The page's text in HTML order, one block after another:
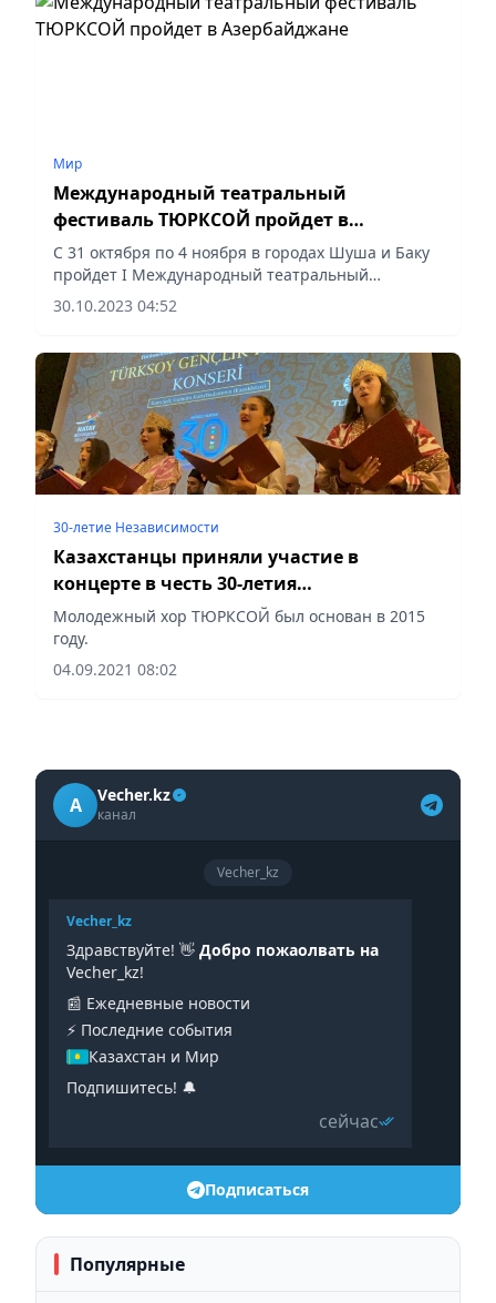
Мир
Международный театральный
фестиваль ТЮРКСОЙ пройдет в
Азербайджане
С 31 октября по 4 ноября в городах Шуша и Баку
пройдет I Международный театральный
фестиваль ТЮРКСОЙ, сообщили в пресс-службе
Министерства культуры Азербайджана.
30.10.2023 04:52
30-летие Независимости
Казахстанцы приняли участие в
концерте в честь 30-летия
независимости тюркских государств
Молодежный хор ТЮРКСОЙ был основан в 2015
году.
04.09.2021 08:02
A Vecher.kz
канал
Vecher_kz
Vecher_kz
Здравствуйте! 👋 Добро пожаолвать на
Vecher_kz!
📰 Ежедневные новости
⚡️ Последние события
Казахстан и Мир
Подпишитесь! 🔔
сейчас
Подписаться
Популярные